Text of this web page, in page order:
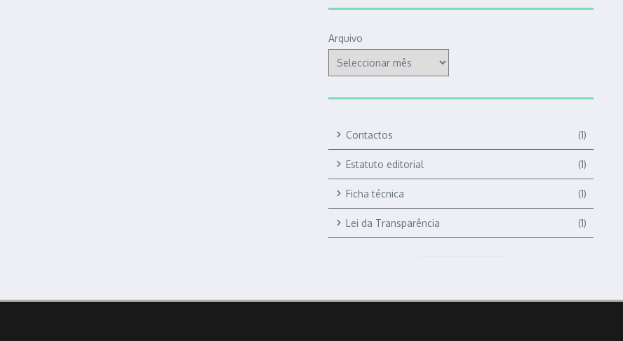
Arquivo
Contactos (1)
Estatuto editorial (1)
Ficha técnica (1)
Lei da Transparência (1)